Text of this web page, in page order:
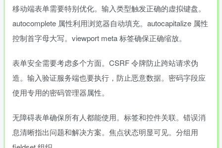
移动端表单需要特别优化。输入类型触发正确的虚拟键盘。
autocomplete 属性利用浏览器自动填充。autocapitalize 属性
控制首字母大写。viewport meta 标签确保正确缩放。
表单安全需要考虑多个方面。CSRF 令牌防止跨站请求伪
造。输入验证服务端也要执行，防止恶意数据。密码字段应
使用专用的密码管理器属性。
无障碍表单确保所有人都能使用。标签和控件关联。错误消
息清晰指出问题和解决方案。焦点状态明显可见。分组用